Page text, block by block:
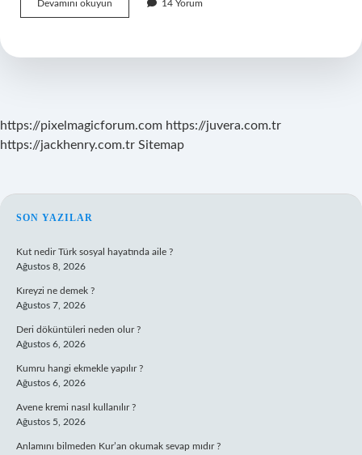
Devamını okuyun
E
Sınırı
14 Yorum
https://pixelmagicforum.com https://juvera.com.tr
https://jackhenry.com.tr Sitemap
SIDEBAR
SON YAZILAR
Kut nedir Türk sosyal hayatında aile ?
Ağustos 8, 2026
Kıreyzi ne demek ?
Ağustos 7, 2026
Deri döküntüleri neden olur ?
Ağustos 6, 2026
Kumru hangi ekmekle yapılır ?
Ağustos 6, 2026
Avene kremi nasıl kullanılır ?
Ağustos 5, 2026
Anlamını bilmeden Kur’an okumak sevap mıdır ?